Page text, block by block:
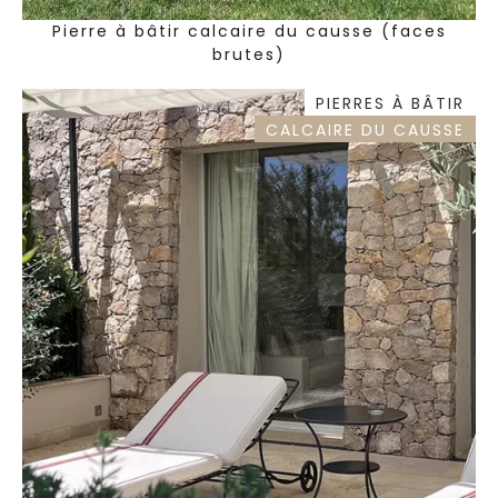
Pierre à bâtir calcaire du causse (faces
brutes)
PIERRES À BÂTIR
CALCAIRE DU CAUSSE